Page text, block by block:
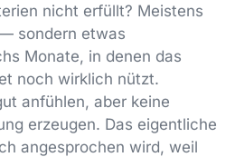
nicht erfüllt? Meistens
sondern etwas
Monate, in denen das
noch wirklich nützt.
anfühlen, aber keine
erzeugen. Das eigentliche
angesprochen wird, weil